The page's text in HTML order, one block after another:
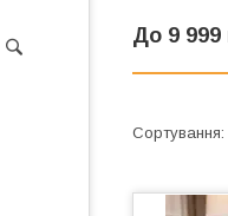
До 9 999